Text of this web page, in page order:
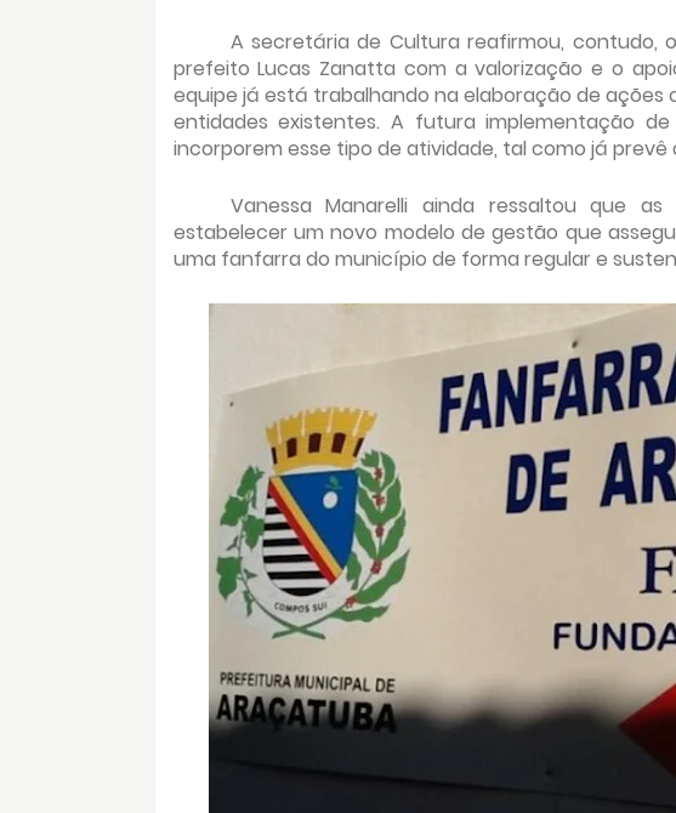
A secretária de Cultura reafirmou, contudo,
prefeito Lucas Zanatta com a valorização e o
equipe já está trabalhando na elaboração de
entidades existentes. A futura implementação
incorporem esse tipo de atividade, tal como já prevê
Vanessa Manarelli ainda ressaltou que
estabelecer um novo modelo de gestão que
uma fanfarra do município de forma regular e